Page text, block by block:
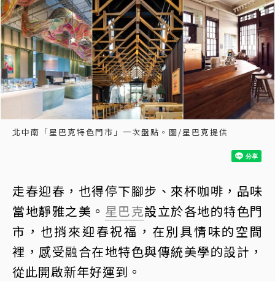
北中南「星巴克特色門市」一次盤點。圖/星巴克提供
走春迎春，也得停下腳步、來杯咖啡，品味
當地靜雅之美。 星巴克設立於各地的特色門
市，也捎來迎春祝福，在別具情味的空間
裡，感受融合在地特色與傳統美學的設計，
從此開啟新年好運到。